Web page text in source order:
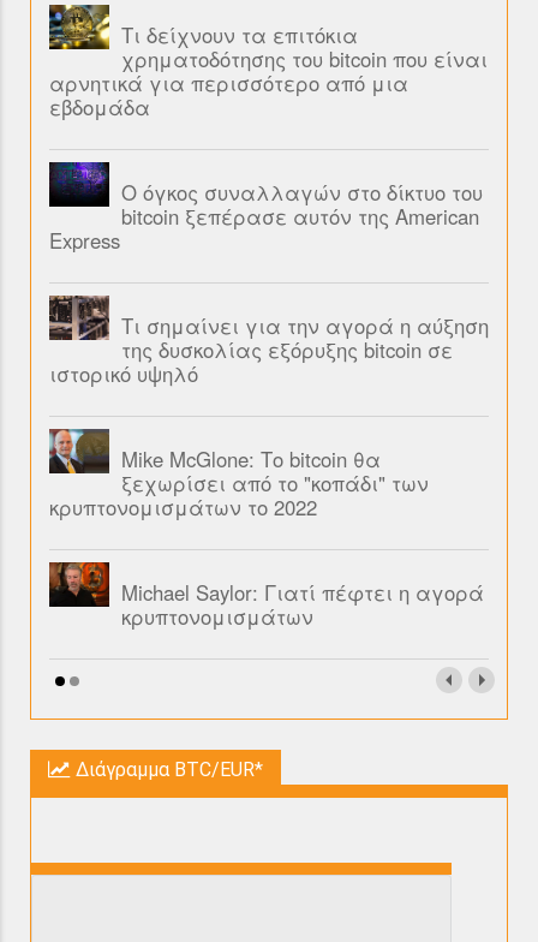
Τι δείχνουν τα επιτόκια
χρηματοδότησης του bitcoin που είναι
αρνητικά για περισσότερο από μια
εβδομάδα
Ο όγκος συναλλαγών στο δίκτυο του
bitcoin ξεπέρασε αυτόν της American
Express
Τι σημαίνει για την αγορά η αύξηση
της δυσκολίας εξόρυξης bitcoin σε
ιστορικό υψηλό
Mike McGlone: Το bitcoin θα
ξεχωρίσει από το "κοπάδι" των
κρυπτονομισμάτων το 2022
Michael Saylor: Γιατί πέφτει η αγορά
κρυπτονομισμάτων
Διάγραμμα BTC/EUR*